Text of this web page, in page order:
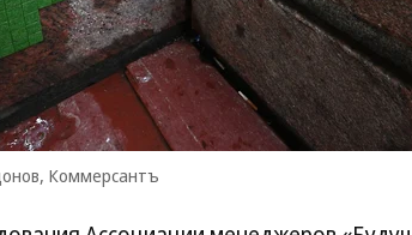
Коммерсантъ